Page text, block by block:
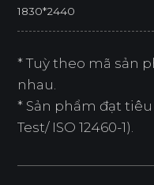
1830*2440
* Tuỳ theo mã sản
nhau.
* Sản phẩm đạt tiêu
Test/ ISO 12460-1).